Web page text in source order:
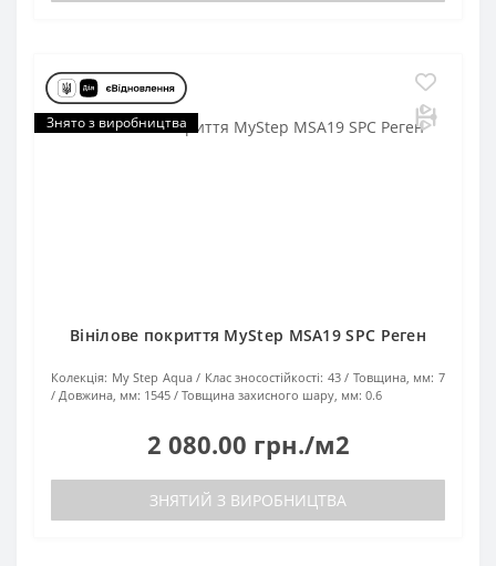
Знято з виробництва
Вінілове покриття MyStep MSA19 SPC Реген
Колекція: My Step Aqua Клас зносостійкості: 43 Товщина, мм: 7
Довжина, мм: 1545 Товщина захисного шару, мм: 0.6
2 080.00 грн./м2
ЗНЯТИЙ З ВИРОБНИЦТВА